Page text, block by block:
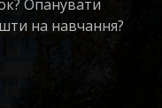
Опанувати
на навчання?